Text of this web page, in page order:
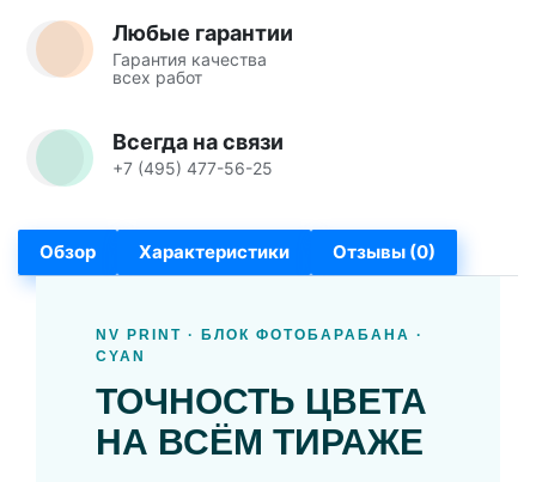
Любые гарантии
Гарантия качества
всех работ
Всегда на связи
+7 (495) 477-56-25
Обзор Характеристики Отзывы (0)
NV PRINT · БЛОК ФОТОБАРАБАНА ·
CYAN
ТОЧНОСТЬ ЦВЕТА
НА ВСЁМ ТИРАЖЕ